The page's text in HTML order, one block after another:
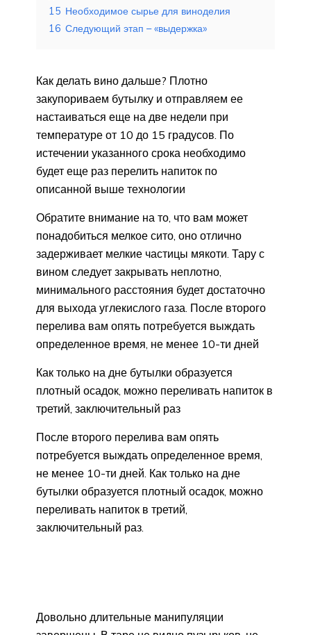
15 Необходимое сырье для виноделия
16 Следующий этап – «выдержка»
Как делать вино дальше? Плотно
закупориваем бутылку и отправляем ее
настаиваться еще на две недели при
температуре от 10 до 15 градусов. По
истечении указанного срока необходимо
будет еще раз перелить напиток по
описанной выше технологии
Обратите внимание на то, что вам может
понадобиться мелкое сито, оно отлично
задерживает мелкие частицы мякоти. Тару с
вином следует закрывать неплотно,
минимального расстояния будет достаточно
для выхода углекислого газа. После второго
перелива вам опять потребуется выждать
определенное время, не менее 10-ти дней
Как только на дне бутылки образуется
плотный осадок, можно переливать напиток в
третий, заключительный раз
После второго перелива вам опять
потребуется выждать определенное время,
не менее 10-ти дней. Как только на дне
бутылки образуется плотный осадок, можно
переливать напиток в третий,
заключительный раз.
Довольно длительные манипуляции